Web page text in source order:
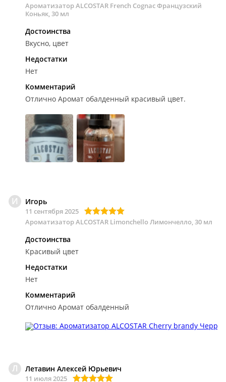
Ароматизатор ALCOSTAR French Cognac Французский
Коньяк, 30 мл
Достоинства
Вкусно, цвет
Недостатки
Нет
Комментарий
Отлично Аромат обалденный красивый цвет.
И Игорь
11 сентября 2025
Ароматизатор ALCOSTAR Limonchello Лимончелло, 30 мл
Достоинства
Красивый цвет
Недостатки
Нет
Комментарий
Отлично Аромат обалденный
Л Летавин Алексей Юрьевич
11 июля 2025